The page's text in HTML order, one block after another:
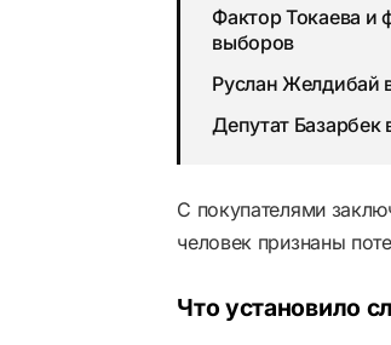
Фактор Токаева и
выборов
Руслан Желдибай
Депутат Базарбек
С покупателями
человек признаны
Что установило